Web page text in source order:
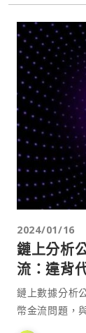
2024/01/16
鏈上分析
流：違背
代幣
鏈上數據分析
幣金流問題，